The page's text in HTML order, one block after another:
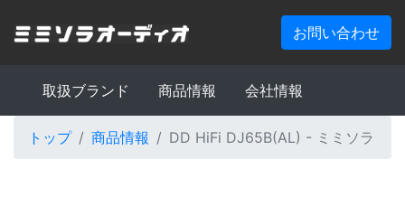
お問い合わせ
取扱ブランド 商品情報 会社情報
トップ 商品情報 DD HiFi DJ65B(AL) - ミミソラ